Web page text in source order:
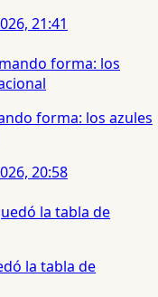
21:41
forma: los azules
20:58
la tabla de